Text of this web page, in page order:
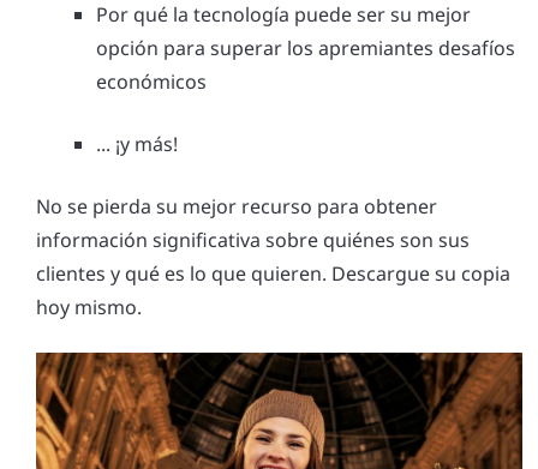
Por qué la tecnología puede ser su mejor
opción para superar los apremiantes desafíos
económicos
... ¡y más!
No se pierda su mejor recurso para obtener
información significativa sobre quiénes son sus
clientes y qué es lo que quieren. Descargue su copia
hoy mismo.